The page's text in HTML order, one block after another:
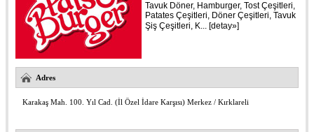
Tavuk Döner, Hamburger, Tost Çeşitleri,
Patates Çeşitleri, Döner Çeşitleri, Tavuk
Şiş Çeşitleri, K... [detay»]
Adres
Karakaş Mah. 100. Yıl Cad. (İl Özel İdare Karşısı) Merkez / Kırklareli